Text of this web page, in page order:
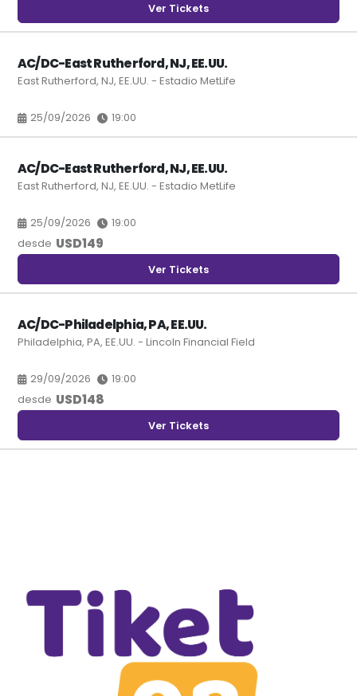
Ver Tickets
AC/DC-East Rutherford, NJ, EE.UU.
East Rutherford, NJ, EE.UU. - Estadio MetLife
25/09/2026 19:00
AC/DC-East Rutherford, NJ, EE.UU.
East Rutherford, NJ, EE.UU. - Estadio MetLife
25/09/2026
19:00
desde USD149
Ver Tickets
AC/DC-Philadelphia, PA, EE.UU.
Philadelphia, PA, EE.UU. - Lincoln Financial Field
29/09/2026
19:00
desde USD148
Ver Tickets